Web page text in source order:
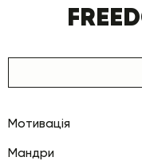
Мотивація
Мандри